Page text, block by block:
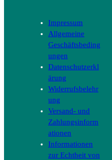
Impressum
Allgemeine
Geschäftsbeding
ungen
Datenschutzerkl
ärung
Widerrufsbelehr
ung
Versand- und
Zahlungsinform
ationen
Informationen
zur Echtheit von